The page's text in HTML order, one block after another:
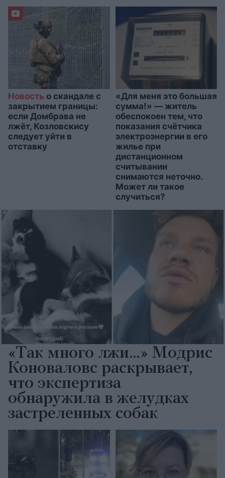
Новость о скандале с
закрытием границы:
если Домбрава не
лжёт, Козловскису
следует уйти в
отставку
«Для меня это большая
сумма!» — житель
обеспокоен тем, что
показания счётчика
электроэнергии в его
жилье при
дистанционном
считывании
снимаются неточно.
Может ли такое
случиться?
«Так много лжи…» Модрис
Коноваловс раскрывает,
что экспертиза
обнаружила в желудках
застреленных собак